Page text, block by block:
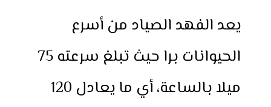
يعد الفهد الصياد من أسرع
الحيوانات برا حيث تبلغ سرعته 75
ميلا بالساعة، أي ما يعادل 120